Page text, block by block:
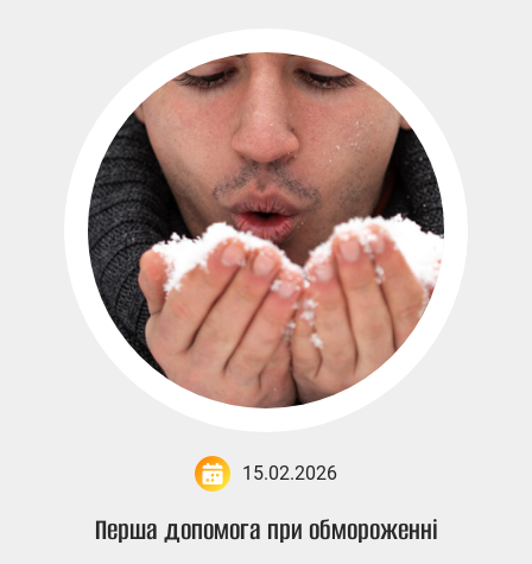
15.02.2026
Перша допомога при обмороженні